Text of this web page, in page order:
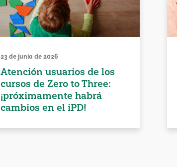
23 de junio de 2026
Atención usuarios de los
cursos de Zero to Three:
¡próximamente habrá
cambios en el iPD!